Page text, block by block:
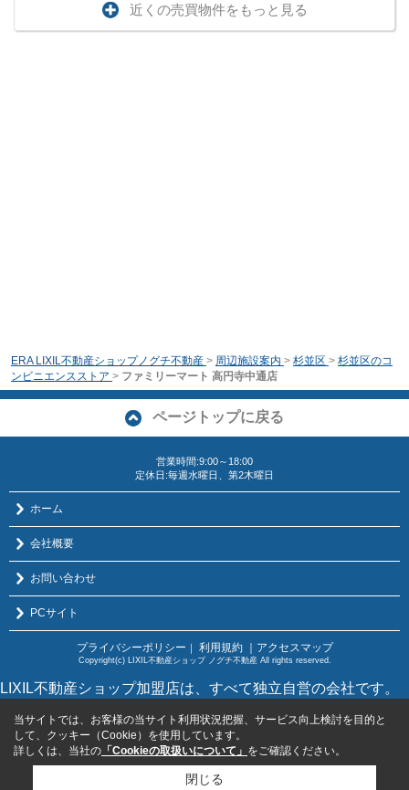
近くの売買物件をもっと見る
ERA LIXIL不動産ショップノグチ不動産 > 周辺施設案内 > 杉並区 > 杉並区のコ
ンビニエンスストア > ファミリーマート 高円寺中通店
ページトップに戻る
営業時間:9:00～18:00
定休日:毎週水曜日、第2木曜日
ホーム
会社概要
お問い合わせ
PCサイト
プライバシーポリシー ｜ 利用規約 ｜アクセスマップ
Copyright(c) LIXIL不動産ショップ ノグチ不動産 All rights reserved.
LIXIL不動産ショップ加盟店は、すべて独立自営の会社です。
当サイトでは、お客様の当サイト利用状況把握、サービス向上検討を目的と
して、クッキー（Cookie）を使用しています。
詳しくは、当社の 「Cookieの取扱いについて」 をご確認ください。
閉じる